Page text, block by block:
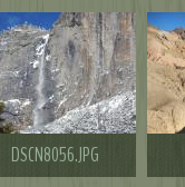
DSCN8056.JPG